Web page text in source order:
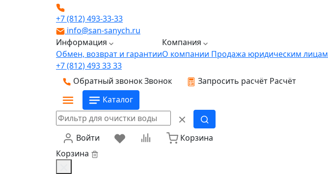
+7 (812) 493-33-33
info@san-sanych.ru
Информация
Обмен, возврат и гарантии
Компания
О компании Продажа юридическим лицам
+7 (812) 493 33 33
Обратный звонокЗвонок Запросить расчёт Расчёт
Каталог
Войти
Корзина
Корзина